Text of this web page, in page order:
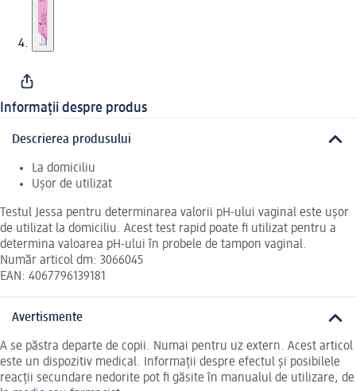
Informații despre produs
Descrierea produsului
La domiciliu
Ușor de utilizat
Testul Jessa pentru determinarea valorii pH-ului vaginal este ușor
de utilizat la domiciliu. Acest test rapid poate fi utilizat pentru a
determina valoarea pH-ului în probele de tampon vaginal.
Număr articol dm: 3066045
EAN: 4067796139181
Avertismente
A se păstra departe de copii. Numai pentru uz extern. Acest articol
este un dispozitiv medical. Informații despre efectul și posibilele
reacții secundare nedorite pot fi găsite în manualul de utilizare, de